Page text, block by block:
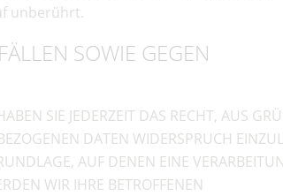
unberührt.
SOWIE GEGEN
SIE JEDERZEIT DAS RECHT, AUS
DATEN WIDERSPRUCH
AUF DENEN EINE
WIR IHRE BETROFFENEN